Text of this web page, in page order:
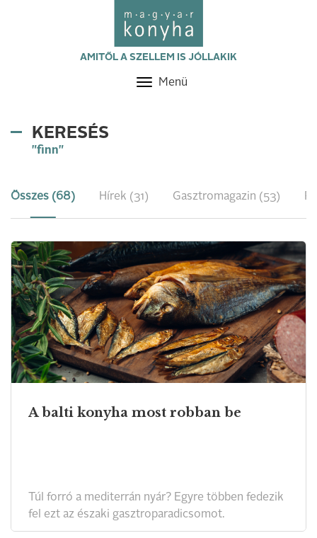
AMITŐL A SZELLEM IS JÓLLAKIK
Toggle
Menü
KERESÉS
"finn"
Összes (68) Hírek (31) Gasztromagazin (53)
A balti konyha most robban be
Túl forró a mediterrán nyár? Egyre többen fedezik
fel ezt az északi gasztroparadicsomot.